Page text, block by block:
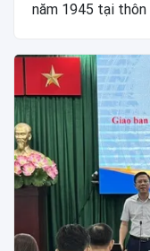
năm 1945 tại thôn